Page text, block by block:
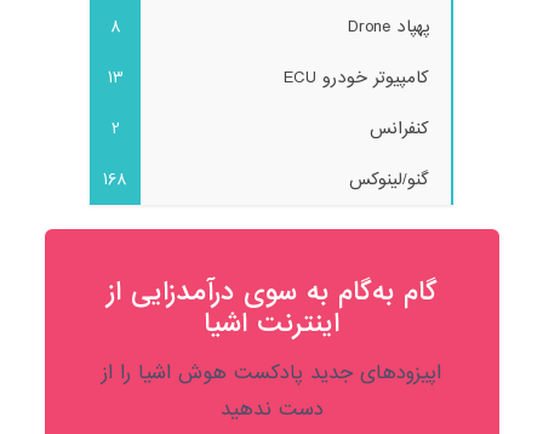
پهپاد Drone
8
کامپیوتر خودرو ECU
13
کنفرانس
2
گنو/لینوکس
168
گام به‌گام به‌ سوی درآمدزایی از
اینترنت اشیا
اپیزودهای جدید پادکست هوش اشیا را از
دست ندهید